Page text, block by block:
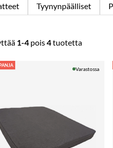
Tyynynpäälliset
1-4 pois4tuotetta
Varastossa